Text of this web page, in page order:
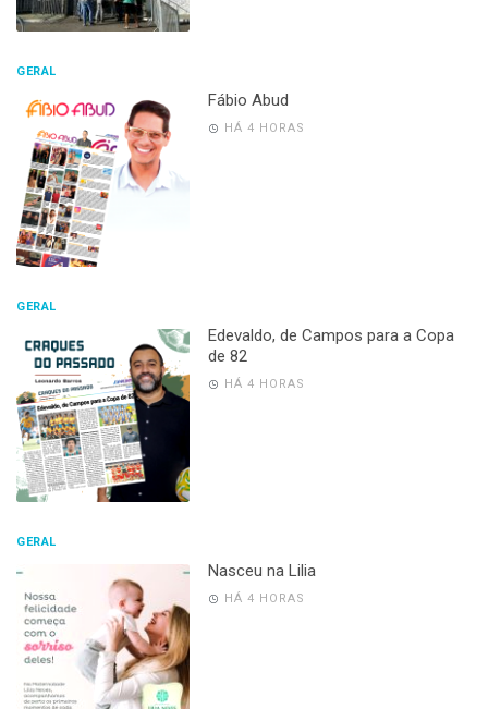
GERAL
Fábio Abud
HÁ 4 HORAS
GERAL
Edevaldo, de Campos para a Copa
de 82
HÁ 4 HORAS
GERAL
Nasceu na Lilia
HÁ 4 HORAS